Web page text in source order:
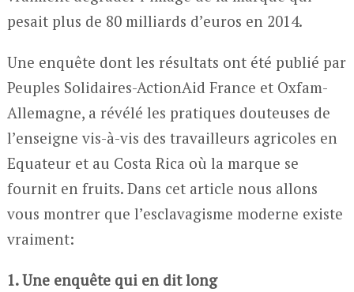
pesait plus de 80 milliards d’euros en 2014.
Une enquête dont les résultats ont été publié par
Peuples Solidaires-ActionAid France et Oxfam-
Allemagne, a révélé les pratiques douteuses de
l’enseigne vis-à-vis des travailleurs agricoles en
Equateur et au Costa Rica où la marque se
fournit en fruits. Dans cet article nous allons
vous montrer que l’esclavagisme moderne existe
vraiment:
1. Une enquête qui en dit long